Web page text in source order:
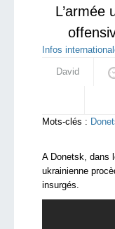
L’armée
Infos
David
Mots-clés :
A Donetsk, dans
ukrainienne
insurgés.